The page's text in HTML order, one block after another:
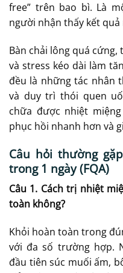
free” trên bao bì. Là
người nhận thấy kết quả
Bàn chải lông quá
và stress kéo dài làm
đều là những tác nhân
và duy trì thói quen
chữa được nhiệt
phục hồi nhanh hơn và
Câu hỏi thường
trong 1 ngày (FQA)
Câu 1. Cách trị nhiệt
toàn không?
Khỏi hoàn toàn trong
với đa số trường hợp.
đầu tiên súc muối ấm,